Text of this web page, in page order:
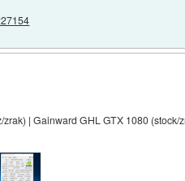
| Gainward GHL GTX 1080